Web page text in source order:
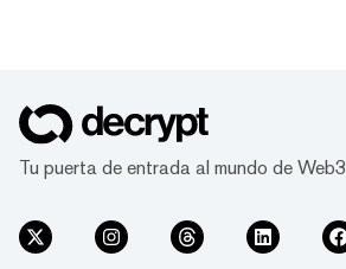
Tu puerta de entrada al mundo de Web3